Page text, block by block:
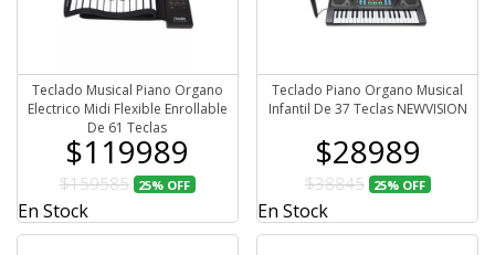
Teclado Musical Piano Organo
Electrico Midi Flexible Enrollable
De 61 Teclas
$119989
$159585 25% OFF
En Stock
Teclado Piano Organo Musical
Infantil De 37 Teclas NEWVISION
$28989
$38845 25% OFF
En Stock